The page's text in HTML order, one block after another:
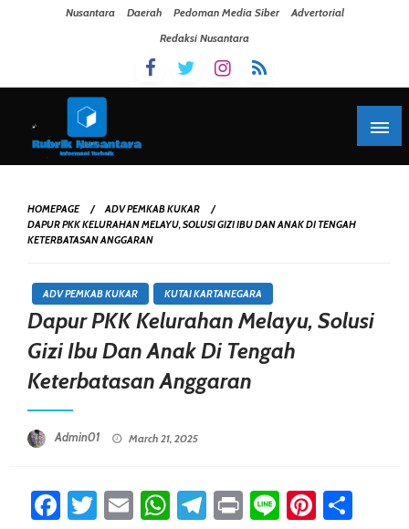
Nusantara Daerah Pedoman Media Siber
Advertorial
Redaksi Nusantara
HOMEPAGE
ADV PEMKAB KUKAR
DAPUR PKK KELURAHAN MELAYU, SOLUSI GIZI IBU DAN ANAK DI TENGAH
KETERBATASAN ANGGARAN
ADV PEMKAB KUKAR KUTAI KARTANEGARA
Dapur PKK Kelurahan Melayu, Solusi
Gizi Ibu Dan Anak Di Tengah
Keterbatasan Anggaran
Admin01 March 21, 2025
Facebook
Twitter
EmailWhatsApp
Telegram
PrintLine